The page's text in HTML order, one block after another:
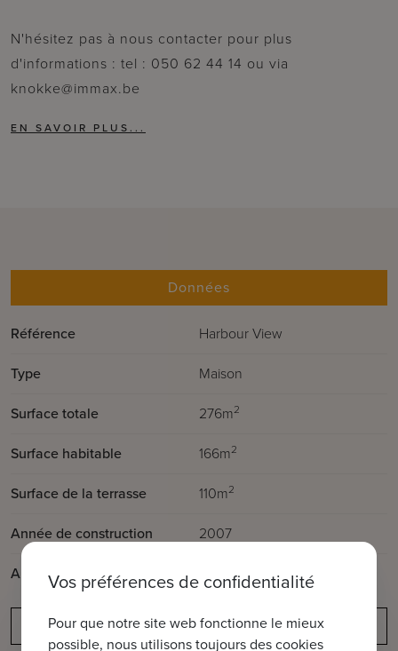
N'hésitez pas à nous contacter pour plus
d'informations : tel : 050 62 44 14 ou via
knokke@immax.be
Données
Référence
Harbour View
Type
Maison
Surface totale
276m2
Surface habitable 166m2
Surface de la terrasse 110m2
Année de construction
2007
Année de rénovation
Obligation de déclaration
Vos préférences de confidentialité
Pour que notre site web fonctionne le mieux
possible, nous utilisons toujours des cookies